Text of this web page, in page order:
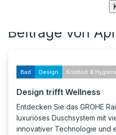
Beiträge von
Bad Design Komfort &
Design trifft Wellness
Entdecken Sie das GROHE
luxuriöses Duschsystem mit
innovativer Technologie und